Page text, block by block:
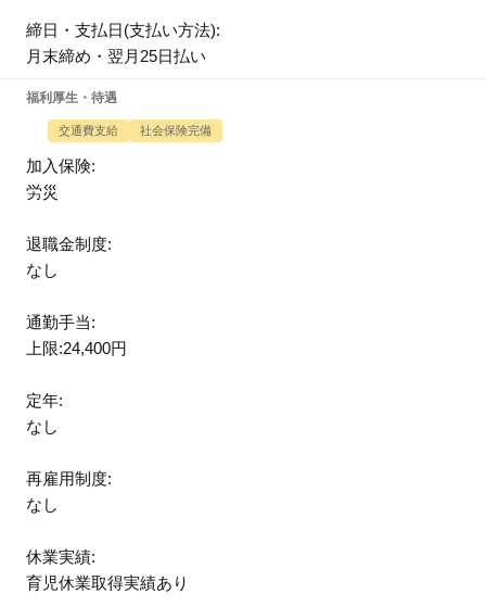
締日・支払日(支払い方法):
月末締め・翌月25日払い
福利厚生・待遇
交通費支給 社会保険完備
加入保険:
労災
退職金制度:
なし
通勤手当:
上限:24,400円
定年:
なし
再雇用制度:
なし
休業実績:
育児休業取得実績あり